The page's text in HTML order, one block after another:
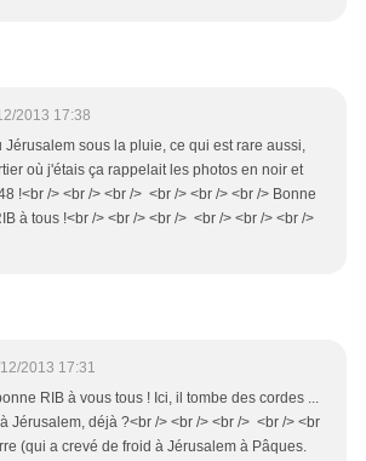
2013 17:38
Jérusalem sous la pluie, ce qui est rare aussi,
où j'étais ça rappelait les photos en noir et
!<br /> <br /> <br /> <br /> <br /> <br /> Bonne
à tous !<br /> <br /> <br /> <br /> <br /> <br />
2013 17:31
RIB à vous tous ! Ici, il tombe des cordes ...
Jérusalem, déjà ?<br /> <br /> <br /> <br /> <br
(qui a crevé de froid à Jérusalem à Pâques.